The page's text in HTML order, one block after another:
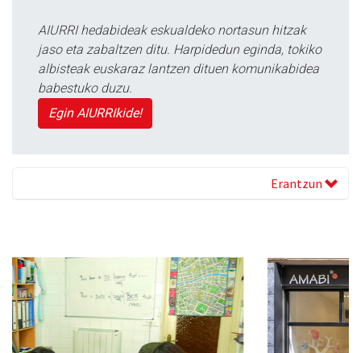
AIURRI hedabideak eskualdeko nortasun hitzak
jaso eta zabaltzen ditu. Harpidedun eginda, tokiko
albisteak euskaraz lantzen dituen komunikabidea
babestuko duzu.
Egin AIURRIkide!
Erantzun